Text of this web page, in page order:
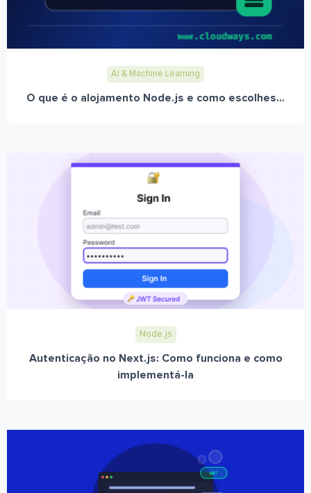
AI & Machine Learning
O que é o alojamento Node.js e como escolhes...
Node.js
Autenticação no Next.js: Como funciona e como
implementá-la